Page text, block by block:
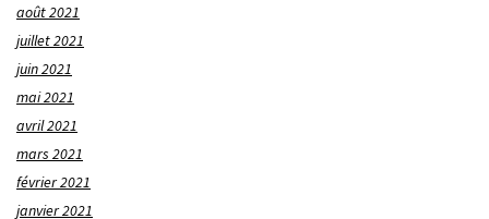
août 2021
juillet 2021
juin 2021
mai 2021
avril 2021
mars 2021
février 2021
janvier 2021